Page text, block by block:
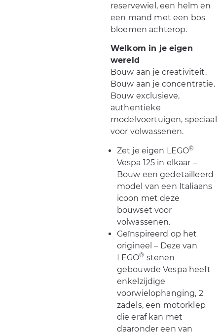
reservewiel, een helm en
een mand met een bos
bloemen achterop.
Welkom in je eigen
wereld
Bouw aan je creativiteit.
Bouw aan je concentratie.
Bouw exclusieve,
authentieke
modelvoertuigen, speciaal
voor volwassenen.
Zet je eigen LEGO®
Vespa 125 in elkaar –
Bouw een gedetailleerd
model van een Italiaans
icoon met deze
bouwset voor
volwassenen.
Geïnspireerd op het
origineel – Deze van
LEGO® stenen
gebouwde Vespa heeft
enkelzijdige
voorwielophanging, 2
zadels, een motorklep
die eraf kan met
daaronder een van